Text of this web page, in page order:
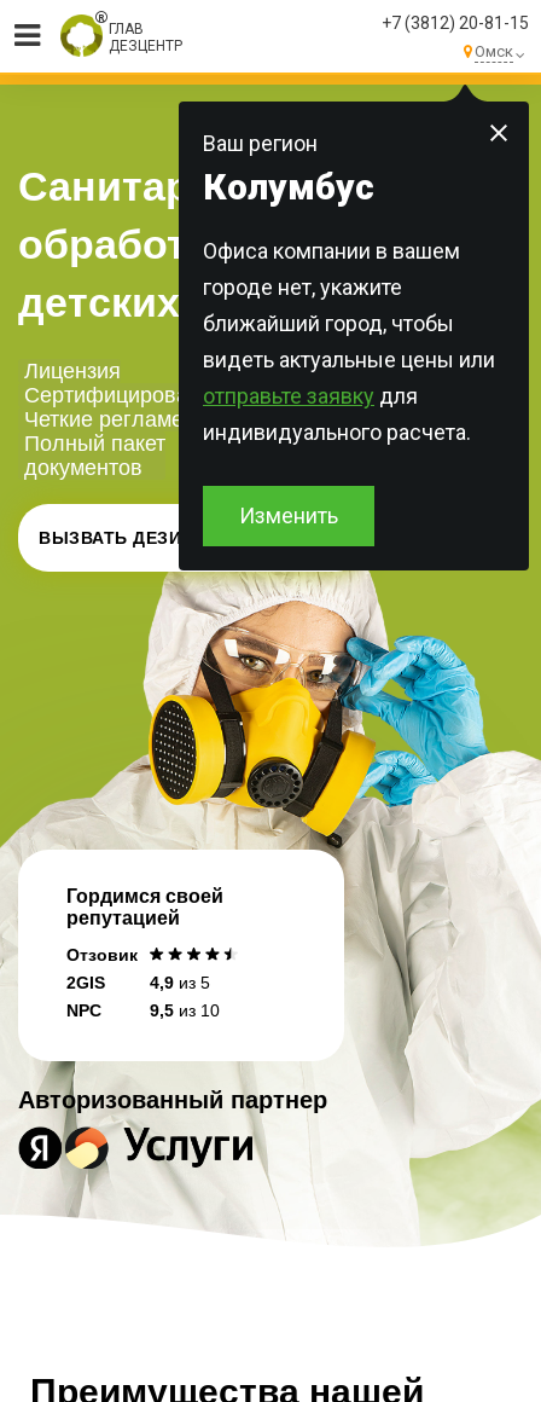
ГЛАВ
ДЕЗЦЕНТР
+7 (3812) 20-81-15
Омск
Ваш регион
Колумбус
Офиса компании в вашем
городе нет, укажите
ближайший город, чтобы
видеть актуальные цены или
отправьте заявку для
индивидуального расчета.
Изменить
МЫ ВЫПОЛНЯЕМБОЛЕЕ 250 ЗАКАЗОВ
КАЖДЫЙ ДЕНЬ!
Санитарная
обработка школ и
детских садов
Лицензия
Сертифицированная химия
Четкие регламенты
Полный пакет
документов
ВЫЗВАТЬ ДЕЗИНФЕКТОРА
Гордимся своей
репутацией
Отзовик
2GIS
4,9 из 5
NPC
9,5 из 10
Авторизованный партнер
Преимущества нашей